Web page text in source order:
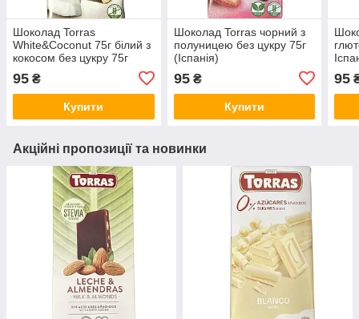
Шоколад Torras
White&Coconut 75г білий з
кокосом без цукру 75г
95 ₴
Купити
Шоколад Torras чорний з
полуницею без цукру 75г
(Іспанія)
95₴
Купити
95
Акційні пропозиції та новинки